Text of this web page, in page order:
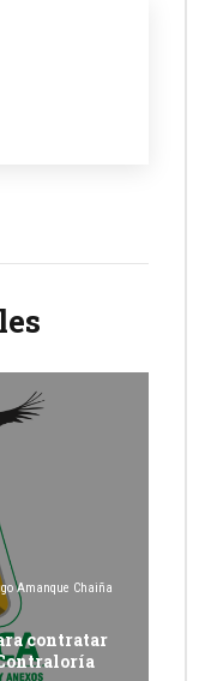
Amanque Chaiña
contratar